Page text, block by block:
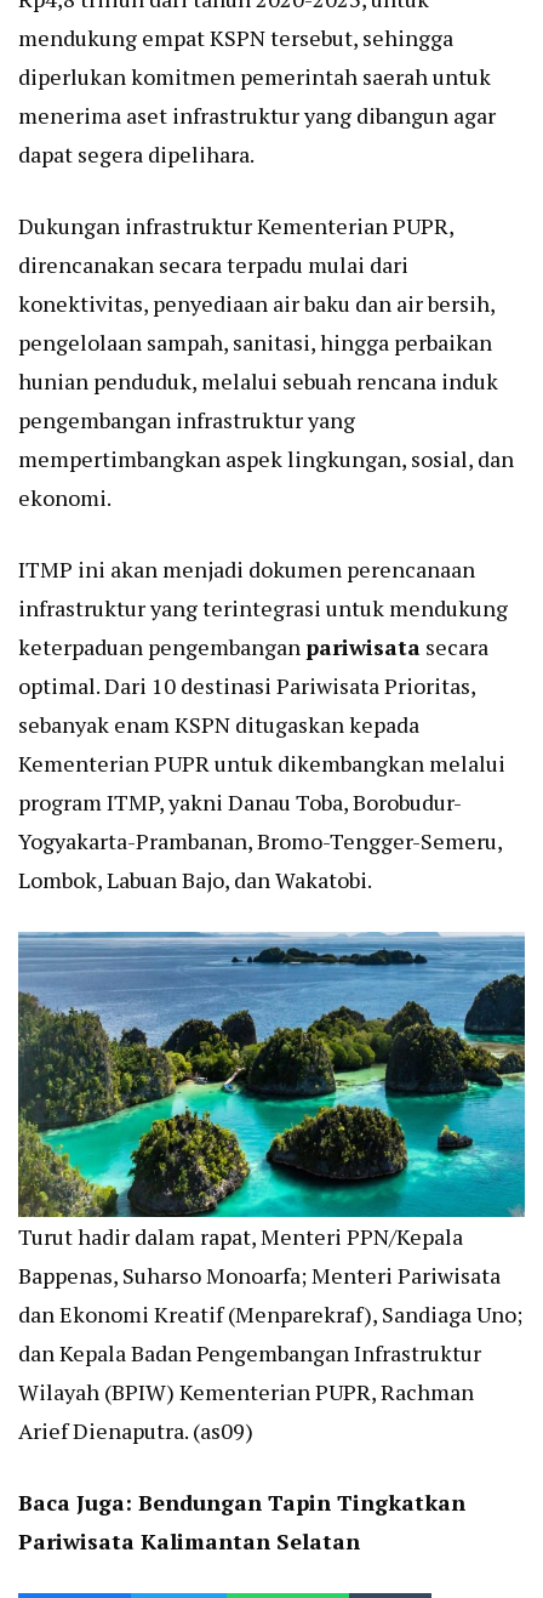
mendukung empat KSPN tersebut, sehingga
diperlukan komitmen pemerintah saerah untuk
menerima aset infrastruktur yang dibangun agar
dapat segera dipelihara.
Dukungan infrastruktur Kementerian PUPR,
direncanakan secara terpadu mulai dari
konektivitas, penyediaan air baku dan air bersih,
pengelolaan sampah, sanitasi, hingga perbaikan
hunian penduduk, melalui sebuah rencana induk
pengembangan infrastruktur yang
mempertimbangkan aspek lingkungan, sosial, dan
ekonomi.
ITMP ini akan menjadi dokumen perencanaan
infrastruktur yang terintegrasi untuk mendukung
keterpaduan pengembanganpariwisata secara
optimal. Dari 10 destinasi Pariwisata Prioritas,
sebanyak enam KSPN ditugaskan kepada
Kementerian PUPR untuk dikembangkan melalui
program ITMP, yakni Danau Toba, Borobudur-
Yogyakarta-Prambanan, Bromo-Tengger-Semeru,
Lombok, Labuan Bajo, dan Wakatobi.
Turut hadir dalam rapat, Menteri PPN/Kepala
Bappenas, Suharso Monoarfa; Menteri Pariwisata
dan Ekonomi Kreatif (Menparekraf), Sandiaga Uno;
dan Kepala Badan Pengembangan Infrastruktur
Wilayah (BPIW) Kementerian PUPR, Rachman
Arief Dienaputra. (as09)
Baca Juga: Bendungan Tapin Tingkatkan
Pariwisata Kalimantan Selatan